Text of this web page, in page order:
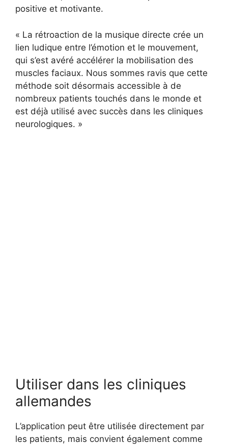
positive et motivante.
« La rétroaction de la musique directe crée un
lien ludique entre l’émotion et le mouvement,
qui s’est avéré accélérer la mobilisation des
muscles faciaux. Nous sommes ravis que cette
méthode soit désormais accessible à de
nombreux patients touchés dans le monde et
est déjà utilisé avec succès dans les cliniques
neurologiques. »
Utiliser dans les cliniques
allemandes
L’application peut être utilisée directement par
les patients, mais convient également comme